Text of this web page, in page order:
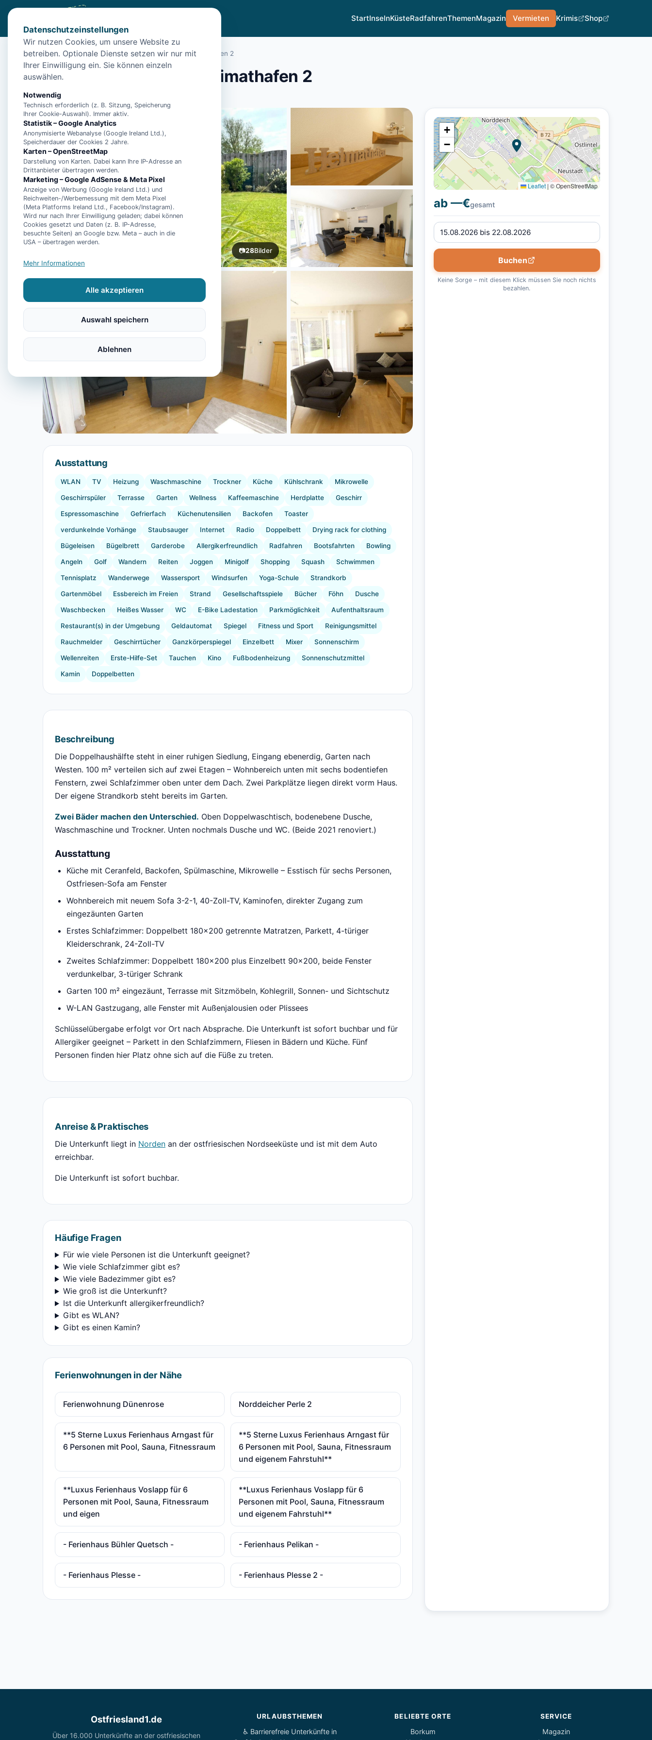
StartInselnKüsteRadfahrenThemenMagazin Vermieten Krimis Shop
Start Unterkünfte Norden/Norden: Unterkunft Heimathafen 2
Norden: Unterkunft Heimathafen 2
26506 Norden
📷28Bilder
Ausstattung
WLAN TV Heizung Waschmaschine Trockner Küche Kühlschrank Mikrowelle
Geschirrspüler Terrasse Garten Wellness Kaffeemaschine Herdplatte Geschirr
Espressomaschine Gefrierfach Küchenutensilien Backofen Toaster
verdunkelnde Vorhänge Staubsauger Internet Radio Doppelbett Drying rack for clothing
Bügeleisen Bügelbrett Garderobe Allergikerfreundlich Radfahren Bootsfahrten Bowling
Angeln Golf Wandern Reiten Joggen Minigolf Shopping Squash Schwimmen
Tennisplatz Wanderwege Wassersport Windsurfen Yoga-Schule Strandkorb
Gartenmöbel Essbereich im Freien Strand Gesellschaftsspiele Bücher Föhn Dusche
Waschbecken Heißes Wasser WC E-Bike Ladestation Parkmöglichkeit Aufenthaltsraum
Restaurant(s) in der Umgebung Geldautomat Spiegel Fitness und Sport Reinigungsmittel
Rauchmelder Geschirrtücher Ganzkörperspiegel Einzelbett Mixer Sonnenschirm
Wellenreiten Erste-Hilfe-Set Tauchen Kino Fußbodenheizung Sonnenschutzmittel
Kamin Doppelbetten
Beschreibung
Die Doppelhaushälfte steht in einer ruhigen Siedlung, Eingang ebenerdig, Garten nach
Westen. 100 m² verteilen sich auf zwei Etagen – Wohnbereich unten mit sechs bodentiefen
Fenstern, zwei Schlafzimmer oben unter dem Dach. Zwei Parkplätze liegen direkt vorm Haus.
Der eigene Strandkorb steht bereits im Garten.
Zwei Bäder machen den Unterschied. Oben Doppelwaschtisch, bodenebene Dusche,
Waschmaschine und Trockner. Unten nochmals Dusche und WC. (Beide 2021 renoviert.)
Ausstattung
Küche mit Ceranfeld, Backofen, Spülmaschine, Mikrowelle – Esstisch für sechs Personen,
Ostfriesen-Sofa am Fenster
Wohnbereich mit neuem Sofa 3-2-1, 40-Zoll-TV, Kaminofen, direkter Zugang zum
eingezäunten Garten
Erstes Schlafzimmer: Doppelbett 180×200 getrennte Matratzen, Parkett, 4-türiger
Kleiderschrank, 24-Zoll-TV
Zweites Schlafzimmer: Doppelbett 180×200 plus Einzelbett 90×200, beide Fenster
verdunkelbar, 3-türiger Schrank
Garten 100 m² eingezäunt, Terrasse mit Sitzmöbeln, Kohlegrill, Sonnen- und Sichtschutz
W-LAN Gastzugang, alle Fenster mit Außenjalousien oder Plissees
Schlüsselübergabe erfolgt vor Ort nach Absprache. Die Unterkunft ist sofort buchbar und für
Allergiker geeignet – Parkett in den Schlafzimmern, Fliesen in Bädern und Küche. Fünf
Personen finden hier Platz ohne sich auf die Füße zu treten.
Anreise & Praktisches
Die Unterkunft liegt in Norden an der ostfriesischen Nordseeküste und ist mit dem Auto
erreichbar.
Die Unterkunft ist sofort buchbar.
Häufige Fragen
Für wie viele Personen ist die Unterkunft geeignet?
Wie viele Schlafzimmer gibt es?
Wie viele Badezimmer gibt es?
Wie groß ist die Unterkunft?
Ist die Unterkunft allergikerfreundlich?
Gibt es WLAN?
Gibt es einen Kamin?
Ferienwohnungen in der Nähe
Ferienwohnung Dünenrose Norddeicher Perle 2
**5 Sterne Luxus Ferienhaus Arngast für
6 Personen mit Pool, Sauna, Fitnessraum
**5 Sterne Luxus Ferienhaus Arngast für
6 Personen mit Pool, Sauna, Fitnessraum
und eigenem Fahrstuhl**
**Luxus Ferienhaus Voslapp für 6
Personen mit Pool, Sauna, Fitnessraum
und eigen
**Luxus Ferienhaus Voslapp für 6
Personen mit Pool, Sauna, Fitnessraum
und eigenem Fahrstuhl**
- Ferienhaus Bühler Quetsch - - Ferienhaus Pelikan -
- Ferienhaus Plesse - - Ferienhaus Plesse 2 -
+
−
Leaflet | © OpenStreetMap
ab —€gesamt
Buchen
Keine Sorge – mit diesem Klick müssen Sie noch nichts
bezahlen.
Ostfriesland1.de
Über 16.000 Unterkünfte an der ostfriesischen
URLAUBSTHEMEN
♿ Barrierefreie Unterkünfte in
BELIEBTE ORTE
Borkum
SERVICE
Magazin
Datenschutzeinstellungen
Wir nutzen Cookies, um unsere Website zu
betreiben. Optionale Dienste setzen wir nur mit
Ihrer Einwilligung ein. Sie können einzeln
auswählen.
Notwendig
Technisch erforderlich (z. B. Sitzung, Speicherung
Ihrer Cookie-Auswahl). Immer aktiv.
Statistik – Google Analytics
Anonymisierte Webanalyse (Google Ireland Ltd.),
Speicherdauer der Cookies 2 Jahre.
Karten – OpenStreetMap
Darstellung von Karten. Dabei kann Ihre IP-Adresse an
Drittanbieter übertragen werden.
Marketing – Google AdSense & Meta Pixel
Anzeige von Werbung (Google Ireland Ltd.) und
Reichweiten-/Werbemessung mit dem Meta Pixel
(Meta Platforms Ireland Ltd., Facebook/Instagram).
Wird nur nach Ihrer Einwilligung geladen; dabei können
Cookies gesetzt und Daten (z. B. IP-Adresse,
besuchte Seiten) an Google bzw. Meta – auch in die
USA – übertragen werden.
Mehr Informationen
Alle akzeptieren
Auswahl speichern
Ablehnen